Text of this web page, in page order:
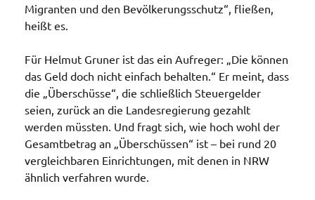
Migranten und den Bevölkerungsschutz“, fließen,
heißt es.
Für Helmut Gruner ist das ein Aufreger: „Die können
das Geld doch nicht einfach behalten.“ Er meint, dass
die „Überschüsse“, die schließlich Steuergelder
seien, zurück an die Landesregierung gezahlt
werden müssten. Und fragt sich, wie hoch wohl der
Gesamtbetrag an „Überschüssen“ ist – bei rund 20
vergleichbaren Einrichtungen, mit denen in NRW
ähnlich verfahren wurde.